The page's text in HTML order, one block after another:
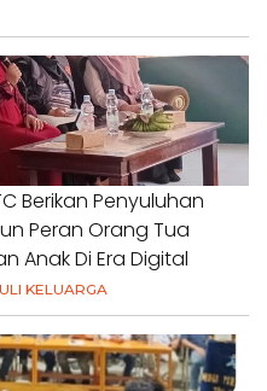
Berikan Penyuluhan
Peran Orang Tua
Anak Di Era Digital
KELUARGA